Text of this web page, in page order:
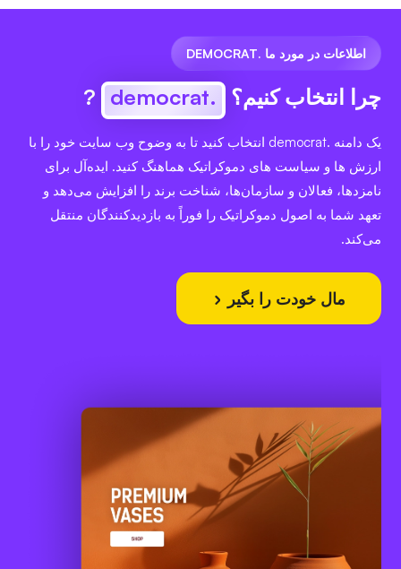
اطلاعات در مورد ما .DEMOCRAT
چرا انتخاب کنیم؟ .democrat
?
یک دامنه .democrat انتخاب کنید تا به وضوح وب سایت خود را با
ارزش ها و سیاست های دموکراتیک هماهنگ کنید. ایده‌آل برای
نامزدها، فعالان و سازمان‌ها، شناخت برند را افزایش می‌دهد و
تعهد شما به اصول دموکراتیک را فوراً به بازدیدکنندگان منتقل
می‌کند.
مال خودت را بگیر